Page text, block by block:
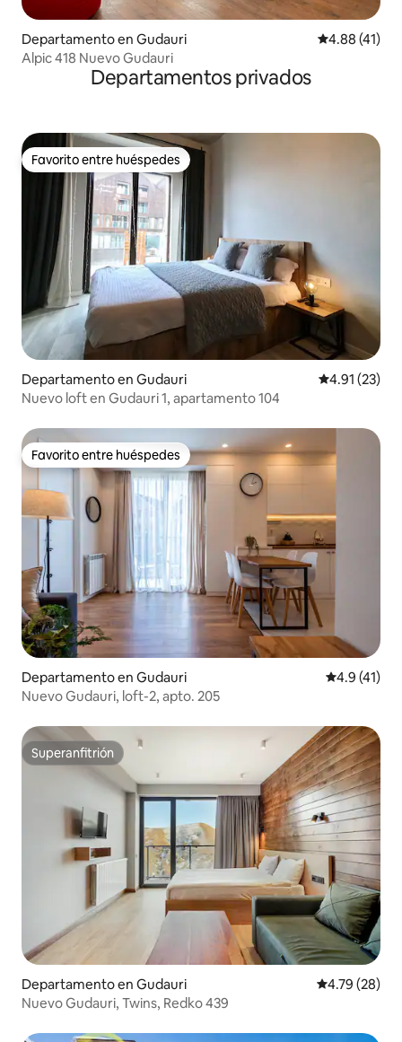
Departamento en Gudauri Calificación
4.88 (41)
Alpic 418 Nuevo Gudauri
Departamentos privados
Favorito entre huéspedes
Favorito entre huéspedes
Departamento en Gudauri Calificación
4.91 (23)
Nuevo loft en Gudauri 1, apartamento 104
Favorito entre huéspedes
Favorito entre huéspedes
Departamento en Gudauri Calificación
4.9 (41)
Nuevo Gudauri, loft-2, apto. 205
Superanfitrión
Superanfitrión
Departamento en Gudauri Calificación
4.79 (28)
Nuevo Gudauri, Twins, Redko 439